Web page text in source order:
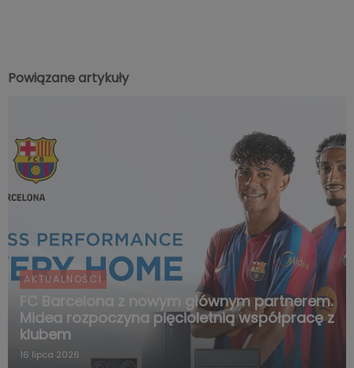
Powiązane artykuły
AKTUALNOŚCI
FC Barcelona z nowym głównym partnerem.
Midea rozpoczyna pięcioletnią współpracę z
klubem
16 lipca 2026